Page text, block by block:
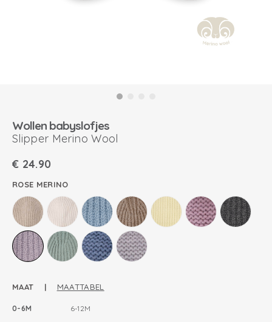
Wollen babyslofjes
Slipper Merino Wool
€ 24.90
ROSE MERINO
MAAT | MAATTABEL
0-6M 6-12M